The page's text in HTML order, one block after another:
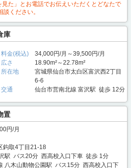
見た」とお電話でお伝えいただくとどなたで
ください。
庫
料金(税込)
34,000円/月～39,500円/月
広さ
18.90m²～22.78m²
所在地
宮城県仙台市太白区富沢西2丁目
6-6
交通
仙台市営南北線 富沢駅 徒歩 12分
置
円/月
鈎取4丁目21-18
駅 バス20分 西高校入口下車 徒歩 1分
八木山動物公園駅 バス15分 西高校入口下